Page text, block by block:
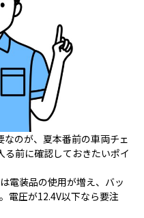
のが、夏本番前の車両チェ
る前に確認しておきたいポイ
電装品の使用が増え、バッ
電圧が12.4V以下なら要注